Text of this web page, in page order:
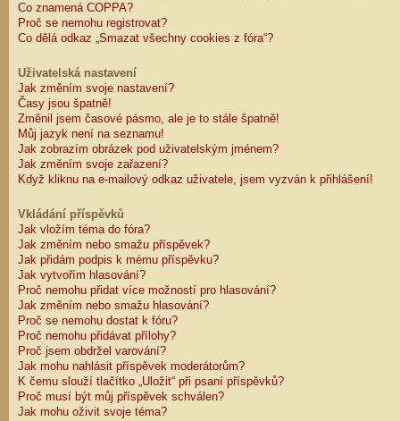
Co znamená COPPA?
Proč se nemohu registrovat?
Co dělá odkaz „Smazat všechny cookies z fóra“?
Uživatelská nastavení
Jak změním svoje nastavení?
Časy jsou špatně!
Změnil jsem časové pásmo, ale je to stále špatně!
Můj jazyk není na seznamu!
Jak zobrazím obrázek pod uživatelským jménem?
Jak změním svoje zařazení?
Když kliknu na e-mailový odkaz uživatele, jsem vyzván k přihlášení!
Vkládání příspěvků
Jak vložím téma do fóra?
Jak změním nebo smažu příspěvek?
Jak přidám podpis k mému příspěvku?
Jak vytvořím hlasování?
Proč nemohu přidat více možností pro hlasování?
Jak změním nebo smažu hlasování?
Proč se nemohu dostat k fóru?
Proč nemohu přidávat přílohy?
Proč jsem obdržel varování?
Jak mohu nahlásit příspěvek moderátorům?
K čemu slouží tlačítko „Uložit“ při psaní příspěvků?
Proč musí být můj příspěvek schválen?
Jak mohu oživit svoje téma?